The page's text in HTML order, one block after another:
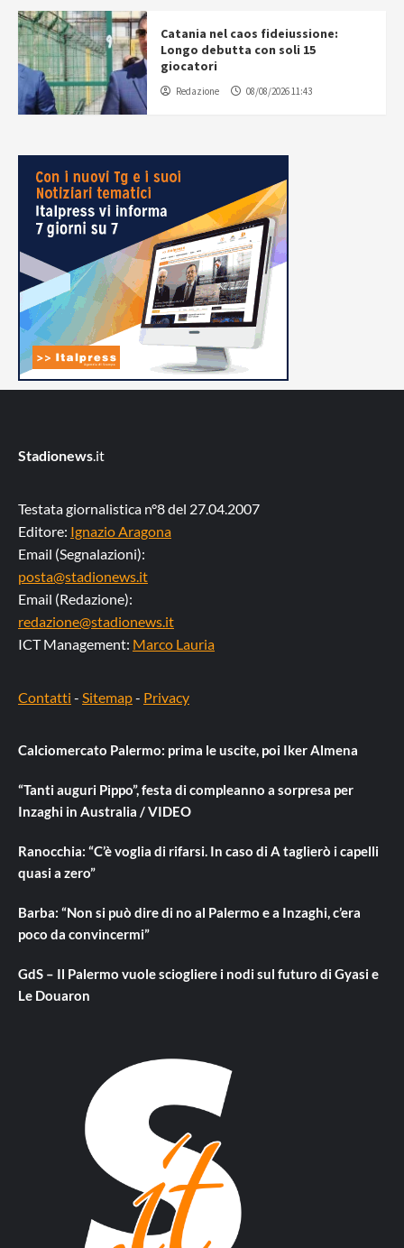
Catania nel caos fideiussione:
Longo debutta con soli 15
giocatori
Redazione 08/08/2026 11:43
Stadionews.it
Testata giornalistica n°8 del 27.04.2007
Editore: Ignazio Aragona
Email (Segnalazioni):
posta@stadionews.it
Email (Redazione):
redazione@stadionews.it
ICT Management: Marco Lauria
Contatti - Sitemap- Privacy
Calciomercato Palermo: prima le uscite, poi Iker Almena
“Tanti auguri Pippo”, festa di compleanno a sorpresa per
Inzaghi in Australia / VIDEO
Ranocchia: “C’è voglia di rifarsi. In caso di A taglierò i capelli
quasi a zero”
Barba: “Non si può dire di no al Palermo e a Inzaghi, c’era
poco da convincermi”
GdS – Il Palermo vuole sciogliere i nodi sul futuro di Gyasi e
Le Douaron